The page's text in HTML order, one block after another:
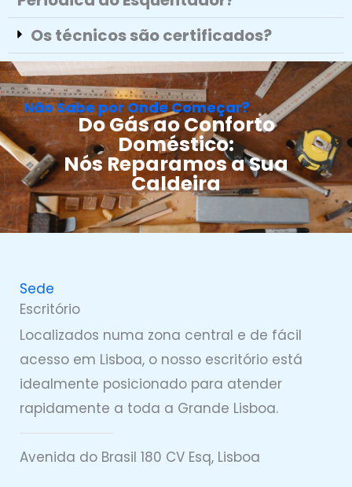
Os técnicos são certificados?
Não Sabe por Onde Começar?
Do Gás ao Conforto
Doméstico:
Nós Reparamos a Sua
Caldeira
Sede
Escritório
Localizados numa zona central e de fácil
acesso em Lisboa, o nosso escritório está
idealmente posicionado para atender
rapidamente a toda a Grande Lisboa.
Avenida do Brasil 180 CV Esq, Lisboa